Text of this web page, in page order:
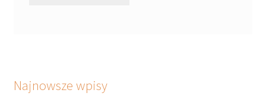
Najnowsze wpisy